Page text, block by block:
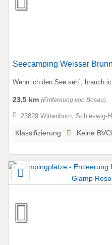
Seecamping Weisser
Wenn ich den See seh´, brauch
23,5 km (Entfernung von Bosau)
23829 Wittenborn, Schleswig-
Klassifizierung: Keine